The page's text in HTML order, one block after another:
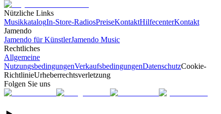
Nützliche Links
MusikkatalogIn-Store-RadiosPreiseKontaktHilfecenterKontakt
Jamendo
Jamendo für KünstlerJamendo Music
Rechtliches
Allgemeine
NutzungsbedingungenVerkaufsbedingungenDatenschutzCookie-
RichtlinieUrheberrechtsverletzung
Folgen Sie uns